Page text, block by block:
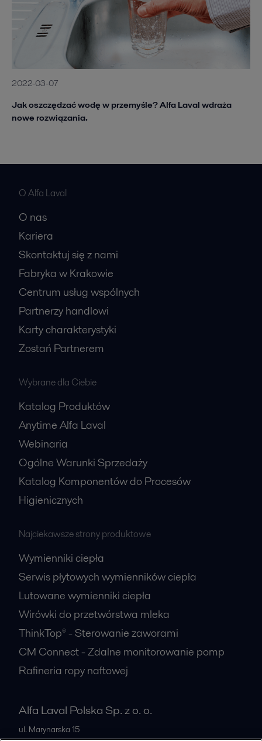
2022-03-07
Jak oszczędzać wodę w przemyśle? Alfa Laval wdraża
nowe rozwiązania.
O Alfa Laval
O nas
Kariera
Skontaktuj się z nami
Fabryka w Krakowie
Centrum usług wspólnych
Partnerzy handlowi
Karty charakterystyki
Zostań Partnerem
Wybrane dla Ciebie
Katalog Produktów
Anytime Alfa Laval
Webinaria
Ogólne Warunki Sprzedaży
Katalog Komponentów do Procesów
Higienicznych
Najciekawsze strony produktowe
Wymienniki ciepła
Serwis płytowych wymienników ciepła
Lutowane wymienniki ciepła
Wirówki do przetwórstwa mleka
ThinkTop® - Sterowanie zaworami
CM Connect - Zdalne monitorowanie pomp
Rafineria ropy naftowej
Alfa Laval Polska Sp. z o. o.
ul. Marynarska 15